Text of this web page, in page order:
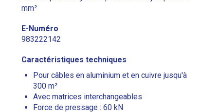
OUTILS DE DÉCOUPE
DE FR
mm²
E-Numéro
983222142
Caractéristiques techniques
Pour câbles en aluminium et en cuivre jusqu'à
300 m²
Avec matrices interchangeables
Force de pressage : 60 kN